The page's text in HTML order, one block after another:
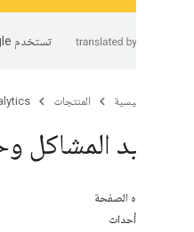
تستخدم Google تكنولوجيا الذكاء الاصطناعي لترجمة المحتوى إلى لغتك المفضّلة، وقد تتضمّن بعض الأخطاء.
الصفحة الرئيسية المنتجات
تحديد المشاكل
على هذه الصفحة
لا توجد أحداث